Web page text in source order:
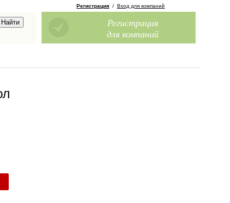
Регистрация / Вход для компаний
Регистрация
для компаний